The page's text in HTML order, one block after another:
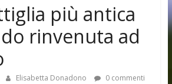
più antica
rinvenuta ad
Elisabetta Donadono
0 commenti